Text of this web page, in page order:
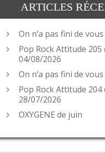
ARTICLES
On n’a pas fini de
Pop Rock Attitude 205
04/08/2026
On n’a pas fini de
Pop Rock Attitude 204
28/07/2026
OXYGENE de juin